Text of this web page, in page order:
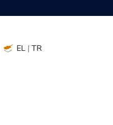
EL | TR